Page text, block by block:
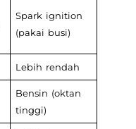
Spark ignition
(pakai busi)
Lebih rendah
Bensin (oktan
tinggi)